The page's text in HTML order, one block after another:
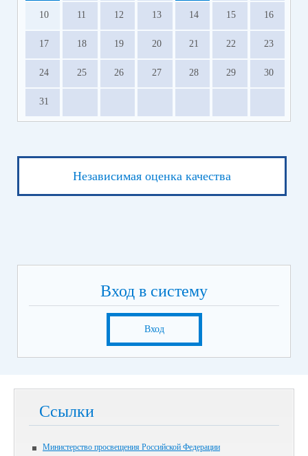
10 11 12 13 14 15 16
17 18 19 20 21 22 23
24 25 26 27 28 29 30
31
Независимая оценка качества
Вход в систему
Вход
Ссылки
Министерство просвещения Российской Федерации